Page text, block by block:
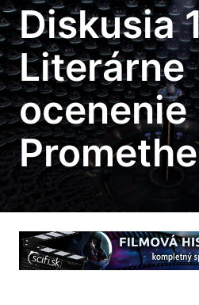
Diskusia
Literárne
ocenenie